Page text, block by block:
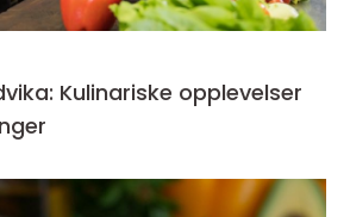
Kulinariske opplevelser